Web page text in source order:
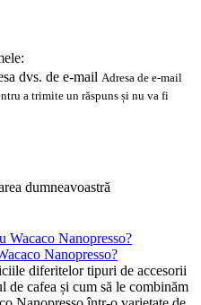
dvs. de e-mail Adresa de e-mail
a trimite un răspuns și nu va fi
dumneavoastră
Nanopresso?
diferitelor tipuri de accesorii
de cafea și cum să le combinăm